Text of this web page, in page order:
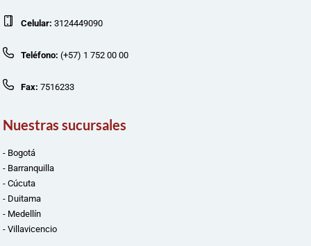
Celular: 3124449090
Teléfono: (+57) 1 752 00 00
Fax: 7516233
Nuestras sucursales
- Bogotá
- Barranquilla
- Cúcuta
- Duitama
- Medellín
- Villavicencio